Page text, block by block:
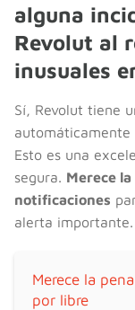
alguna
Revolut al
inusuales
Sí, Revolut tiene
automáticamente
Esto es una
segura. Merece
notificaciones
alerta importante.
Merece la
por libre